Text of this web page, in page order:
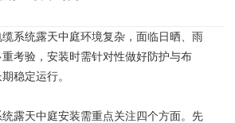
系统露天中庭环境复杂，面临日晒、雨
考验，安装时需针对性做好防护与布
稳定运行。
露天中庭安装需重点关注四个方面。先